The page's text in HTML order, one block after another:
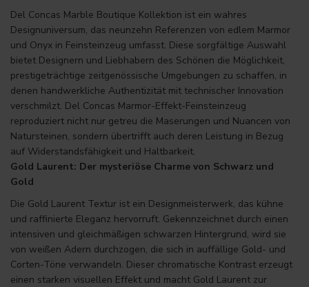
Del Concas Marble Boutique Kollektion ist ein wahres
Designuniversum, das neunzehn Referenzen von edlem Marmor
und Onyx in Feinsteinzeug umfasst. Diese sorgfältige Auswahl
bietet Designern und Liebhabern des Schönen die Möglichkeit,
prestigeträchtige zeitgenössische Umgebungen zu schaffen, in
denen handwerkliche Authentizität mit technischer Innovation
verschmilzt. Del Concas Marmor-Effekt-Feinsteinzeug
reproduziert nicht nur getreu die Maserungen und Nuancen von
Natursteinen, sondern übertrifft auch deren Leistung in Bezug
auf Widerstandsfähigkeit und Haltbarkeit.
Gold Laurent: Der mysteriöse Charme von Schwarz und
Gold
Die Gold Laurent Textur ist ein Designmeisterwerk, das kühne
und raffinierte Eleganz hervorruft. Gekennzeichnet durch einen
intensiven und gleichmäßigen schwarzen Hintergrund, wird sie
von weißen Adern durchzogen, die sich in auffällige Gold- und
Corten-Töne verwandeln. Dieser chromatische Kontrast erzeugt
einen starken visuellen Effekt und macht Gold Laurent zur